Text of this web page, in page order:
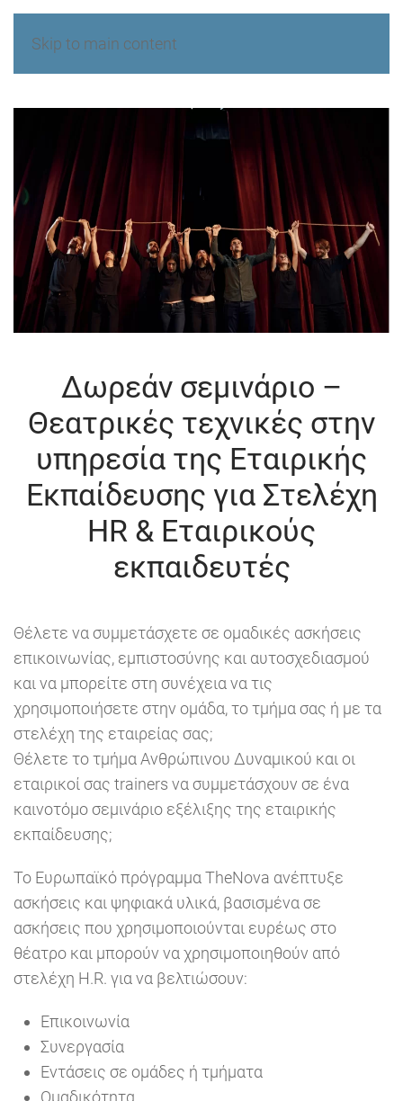
Skip to main content
Δωρεάν σεμινάριο –
Θεατρικές τεχνικές στην
υπηρεσία της Εταιρικής
Εκπαίδευσης για Στελέχη
HR & Εταιρικούς
εκπαιδευτές
Θέλετε να συμμετάσχετε σε ομαδικές ασκήσεις
επικοινωνίας, εμπιστοσύνης και αυτοσχεδιασμού
και να μπορείτε στη συνέχεια να τις
χρησιμοποιήσετε στην ομάδα, το τμήμα σας ή με τα
στελέχη της εταιρείας σας;
Θέλετε το τμήμα Ανθρώπινου Δυναμικού και οι
εταιρικοί σας trainers να συμμετάσχουν σε ένα
καινοτόμο σεμινάριο εξέλιξης της εταιρικής
εκπαίδευσης;
Το Ευρωπαϊκό πρόγραμμα TheNova ανέπτυξε
ασκήσεις και ψηφιακά υλικά, βασισμένα σε
ασκήσεις που χρησιμοποιούνται ευρέως στο
θέατρο και μπορούν να χρησιμοποιηθούν από
στελέχη H.R. για να βελτιώσουν:
Επικοινωνία
Συνεργασία
Εντάσεις σε ομάδες ή τμήματα
Ομαδικότητα